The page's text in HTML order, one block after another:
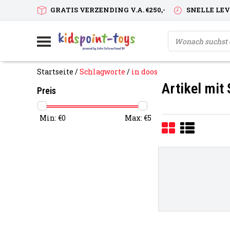
GRATIS VERZENDING V.A. €250,- SNELLE
Startseite /Schlagworte / in doos
Preis
Min: €0 Max: €5
Artikel mit